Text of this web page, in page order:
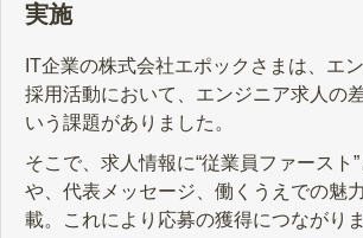
実施
IT企業の株式会社エポックさまは、エ
採用活動において、エンジニア求人の
いう課題がありました。
そこで、求人情報に“従業員ファースト
や、代表メッセージ、働くうえでの魅
載。これにより応募の獲得につながりま